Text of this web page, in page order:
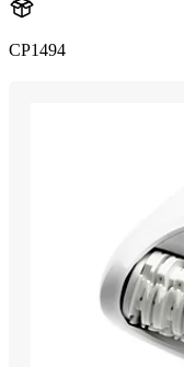
CP1494